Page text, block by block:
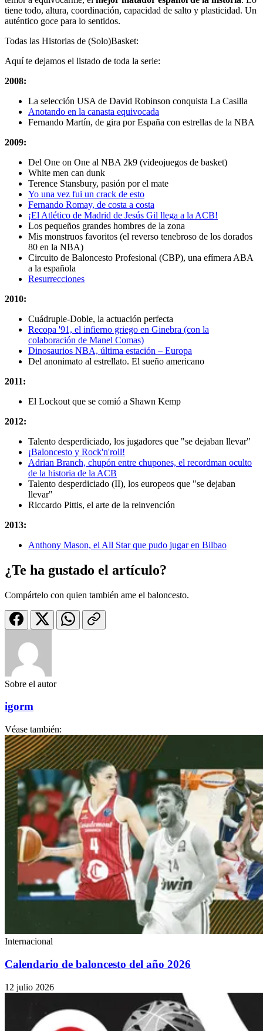
tiene todo, altura, coordinación, capacidad de salto y plasticidad. Un
auténtico goce para lo sentidos.
Todas las Historias de (Solo)Basket:
Aquí te dejamos el listado de toda la serie:
2008:
La selección USA de David Robinson conquista La Casilla
Anotando en la canasta equivocada
Fernando Martín, de gira por España con estrellas de la NBA
2009:
Del One on One al NBA 2k9 (videojuegos de basket)
White men can dunk
Terence Stansbury, pasión por el mate
Yo una vez fui un crack de esto
Fernando Romay, de costa a costa
¡El Atlético de Madrid de Jesús Gil llega a la ACB!
Los pequeños grandes hombres de la zona
Mis monstruos favoritos (el reverso tenebroso de los dorados
80 en la NBA)
Circuito de Baloncesto Profesional (CBP), una efímera ABA
a la española
Resurrecciones
2010:
Cuádruple-Doble, la actuación perfecta
Recopa '91, el infierno griego en Ginebra (con la
colaboración de Manel Comas)
Dinosaurios NBA, última estación – Europa
Del anonimato al estrellato. El sueño americano
2011:
El Lockout que se comió a Shawn Kemp
2012:
Talento desperdiciado, los jugadores que "se dejaban llevar"
¡Baloncesto y Rock'n'roll!
Adrian Branch, chupón entre chupones, el recordman oculto
de la historia de la ACB
Talento desperdiciado (II), los europeos que "se dejaban
llevar"
Riccardo Pittis, el arte de la reinvención
2013:
Anthony Mason, el All Star que pudo jugar en Bilbao
¿Te ha gustado el artículo?
Compártelo con quien también ame el baloncesto.
Sobre el autor
igorm
Véase también:
Internacional
Calendario de baloncesto del año 2026
12 julio 2026